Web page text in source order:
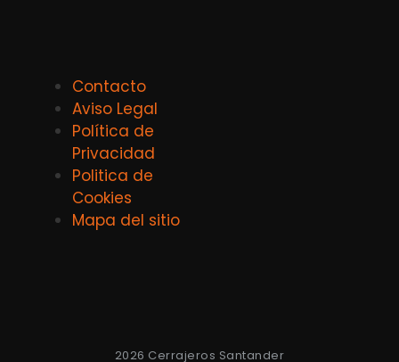
Contacto
Aviso Legal
Política de
Privacidad
Politica de
Cookies
Mapa del sitio
2026 Cerrajeros Santander